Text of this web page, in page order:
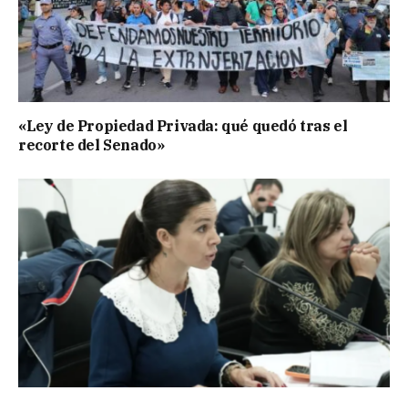
«Ley de Propiedad Privada: qué quedó tras el
recorte del Senado»